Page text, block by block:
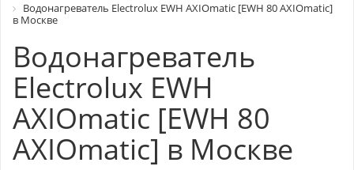
Водонагреватель Electrolux EWH AXIOmatic [EWH 80 AXIOmatic]
в Москве
Водонагреватель
Electrolux EWH
AXIOmatic [EWH 80
AXIOmatic] в Москве